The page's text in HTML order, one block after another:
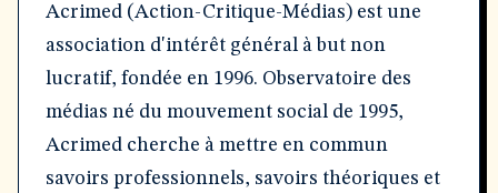
Acrimed (Action-Critique-Médias) est une
association d'intérêt général à but non
lucratif, fondée en 1996. Observatoire des
médias né du mouvement social de 1995,
Acrimed cherche à mettre en commun
savoirs professionnels, savoirs théoriques et